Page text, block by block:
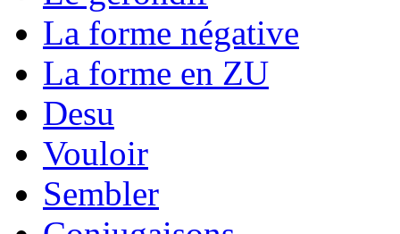
La forme négative
La forme en ZU
Desu
Vouloir
Sembler